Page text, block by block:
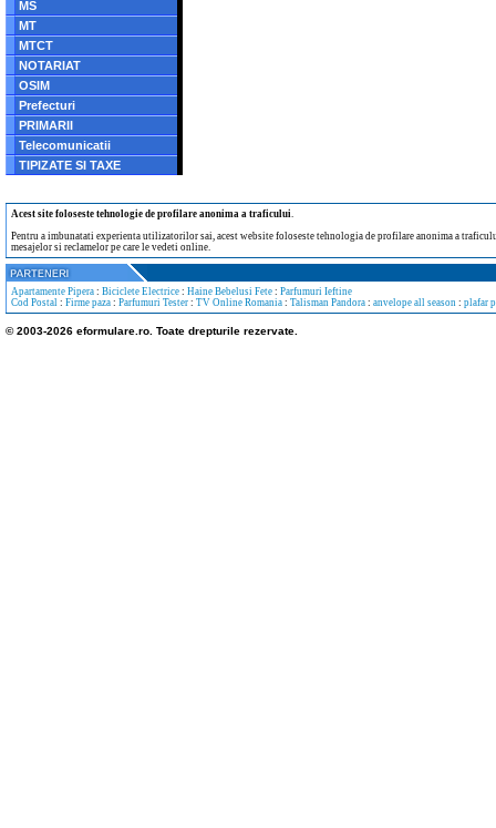
MS
MT
MTCT
NOTARIAT
OSIM
Prefecturi
PRIMARII
Telecomunicatii
TIPIZATE SI TAXE
Acest site foloseste tehnologie de profilare anonima a traficului.
Pentru a imbunatati experienta utilizatorilor sai, acest website foloseste tehnologia de profilare anonima a
mesajelor si reclamelor pe care le vedeti online.
Apartamente Pipera : Biciclete Electrice : Haine Bebelusi Fete : Parfumuri Ieftine
Cod Postal : Firme paza : Parfumuri Tester : TV Online Romania : Talisman Pandora : anvelope all season : plafar
© 2003-2026 eformulare.ro. Toate drepturile rezervate.